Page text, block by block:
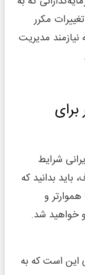
مکرر
مدیریت
شرایط
بدانید که
و
خواهید شد.
این است که به